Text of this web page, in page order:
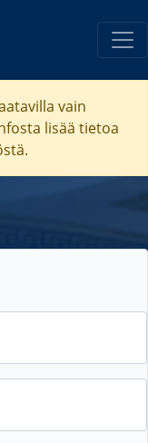
vain
lisää tietoa